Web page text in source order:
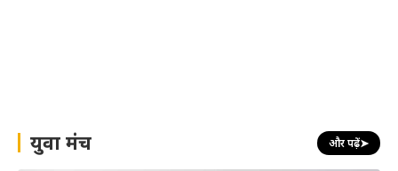
युवा मंच और पढ़ें➤